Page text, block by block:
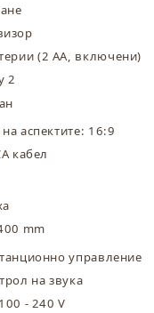
(2 AA, включени)
2
аспектите: 16:9
кабел
mm
управление
на звука
- 240 V